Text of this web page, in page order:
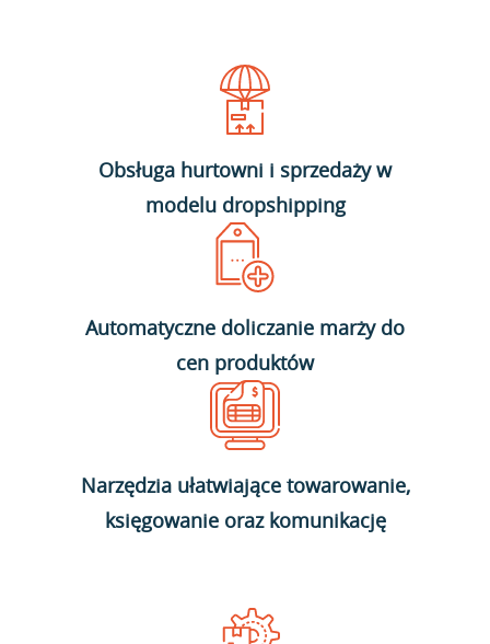
Obsługa hurtowni i sprzedaży w
modelu dropshipping
Automatyczne doliczanie marży do
cen produktów
Narzędzia ułatwiające towarowanie,
księgowanie oraz komunikację